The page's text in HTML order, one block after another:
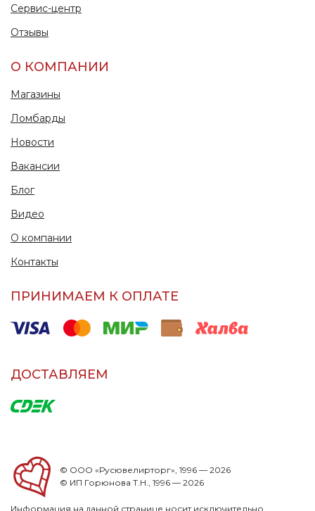
Сервис-центр
Отзывы
О КОМПАНИИ
Магазины
Ломбарды
Новости
Вакансии
Блог
Видео
О компании
Контакты
ПРИНИМАЕМ К ОПЛАТЕ
ДОСТАВЛЯЕМ
© ООО «Русювелирторг», 1996 — 2026
© ИП Горюнова Т.Н., 1996 — 2026
Информация на данной странице носит исключительно